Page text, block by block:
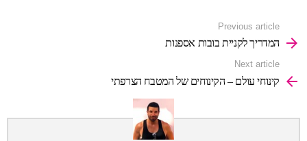
more
Previous article
המדריך לקניית בובות אספנות
Next article
קינוחי עולם – הקינוחים של המטבח הצרפתי